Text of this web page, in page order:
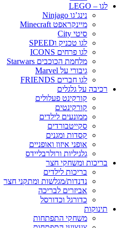
לגו – LEGO
נינג’גו Ninjago
מיינקראפט Minecraft
סיטי City
לגו טכניק וSPEED
לגו פרחים ICONS
מלחמת הכוכבים Starwars
גיבורי על Marvel
לגו חברים FRIENDS
רכיבה על גלגלים
קורקינט פעלולים
קורקינטים
ממונעים לילדים
סקייטבורדים
קסדות ומגנים
אופני איזון ואופניים
גלגיליות ורולרבליידס
בריכות ומשחקי חצר
בריכות לילדים
נדנדות/מגלשות ומתקני חצר
אביזרים לבריכה
כדורגל וכדורסל
תינוקות
משחקי התפתחות